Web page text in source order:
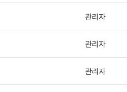
관리자
관리자
관리자